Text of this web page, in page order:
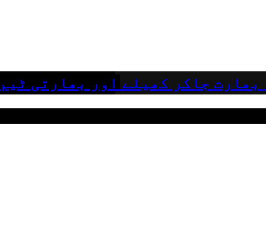
بھارت جاکر کھیلے اور بھارتی